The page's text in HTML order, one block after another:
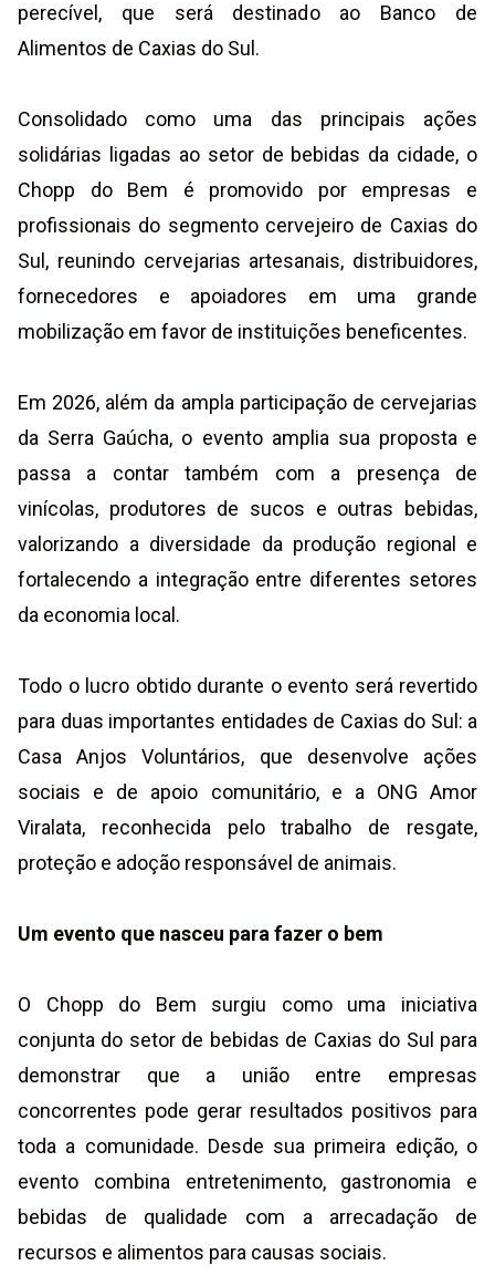
perecível, que será destinado ao Banco de
Alimentos de Caxias do Sul.
Consolidado como uma das principais ações
solidárias ligadas ao setor de bebidas da cidade, o
Chopp do Bem é promovido por empresas e
profissionais do segmento cervejeiro de Caxias do
Sul, reunindo cervejarias artesanais, distribuidores,
fornecedores e apoiadores em uma grande
mobilização em favor de instituições beneficentes.
Em 2026, além da ampla participação de cervejarias
da Serra Gaúcha, o evento amplia sua proposta e
passa a contar também com a presença de
vinícolas, produtores de sucos e outras bebidas,
valorizando a diversidade da produção regional e
fortalecendo a integração entre diferentes setores
da economia local.
Todo o lucro obtido durante o evento será revertido
para duas importantes entidades de Caxias do Sul: a
Casa Anjos Voluntários, que desenvolve ações
sociais e de apoio comunitário, e a ONG Amor
Viralata, reconhecida pelo trabalho de resgate,
proteção e adoção responsável de animais.
Um evento que nasceu para fazer o bem
O Chopp do Bem surgiu como uma iniciativa
conjunta do setor de bebidas de Caxias do Sul para
demonstrar que a união entre empresas
concorrentes pode gerar resultados positivos para
toda a comunidade. Desde sua primeira edição, o
evento combina entretenimento, gastronomia e
bebidas de qualidade com a arrecadação de
recursos e alimentos para causas sociais.